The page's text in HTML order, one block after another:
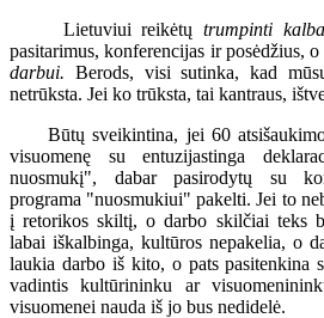
Lietuviui reikėtųtrumpinti
pasitarimus, konferencijas ir posėdžius,
darbui. Berods, visi sutinka, kad
netrūksta. Jei ko trūksta, tai kantraus,
Būtų sveikintina, jei 60 atsišaukimo
visuomenę su entuzijastinga
nuosmukį", dabar pasirodytų su
programa "nuosmukiui" pakelti. Jei to
į retorikos skiltį, o darbo skilčiai teks
labai iškalbinga, kultūros nepakelia, o
laukia darbo iš kito, o pats pasitenkina
vadintis kultūrininku ar
visuomenei nauda iš jo bus nedidelė.